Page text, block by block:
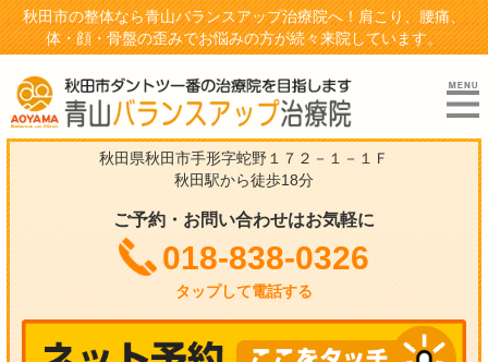
秋田市の整体なら青山バランスアップ治療院へ！肩こり、腰痛、
体・顔・骨盤の歪みでお悩みの方が続々来院しています。
秋田県秋田市手形字蛇野１７２－１－１Ｆ
秋田駅から徒歩18分
ご予約・お問い合わせはお気軽に
018-838-0326
タップして電話する